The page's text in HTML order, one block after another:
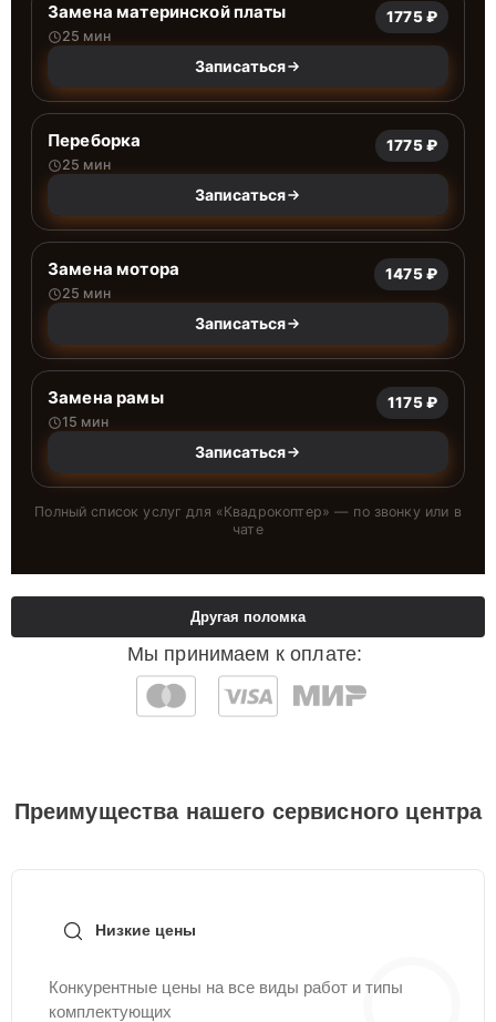
Замена материнской платы
25 мин
1775 ₽
Записаться
Переборка
25 мин
1775 ₽
Записаться
Замена мотора
25 мин
1475 ₽
Записаться
Замена рамы
15 мин
1175 ₽
Записаться
Полный список услуг для «Квадрокоптер» — по звонку или в
чате
Мы принимаем к оплате:
Другая поломка
Преимущества нашего сервисного центра
Низкие цены
Конкурентные цены на все виды работ и типы
комплектующих